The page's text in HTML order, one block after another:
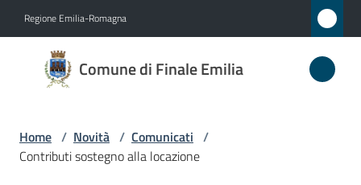
Regione Emilia-Romagna
Comune di Finale Emilia
Comune
di
Emilia
Home / Novità / Comunicati /
Contributi sostegno alla locazione